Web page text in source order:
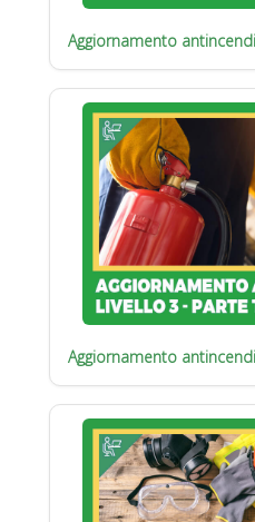
Aggiornamento
Aggiornamento